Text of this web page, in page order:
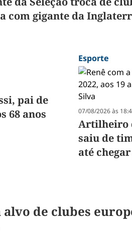
com gigante da
pai de
68 anos
Esporte
07/08/2026 às
Artilheiro
saiu de
até
de clubes